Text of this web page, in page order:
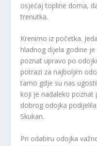
osjećaj topline doma,
trenutka.
Krenimo iz početka.
hladnog dijela godine
poznat upravo po
potrazi za najboljim
tamo gdje su nas
koji je nadaleko poznat
dobrog odojka
Skukan.
Pri odabiru odojka